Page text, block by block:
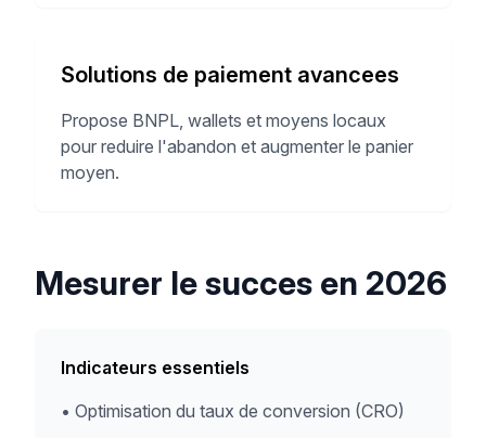
Solutions de paiement avancees
Propose BNPL, wallets et moyens locaux
pour reduire l'abandon et augmenter le panier
moyen.
Mesurer le succes en 2026
Indicateurs essentiels
• Optimisation du taux de conversion (CRO)